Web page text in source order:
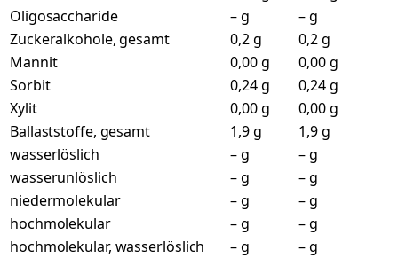
Oligosaccharide
– g
– g
Zuckeralkohole, gesamt
0,2 g
0,2 g
Mannit
0,00 g
0,00 g
Sorbit
0,24 g
0,24 g
Xylit
0,00 g
0,00 g
Ballaststoffe, gesamt
1,9 g
1,9 g
wasserlöslich
– g
– g
wasserunlöslich
– g
– g
niedermolekular
– g
– g
hochmolekular
– g
– g
hochmolekular, wasserlöslich
– g
– g